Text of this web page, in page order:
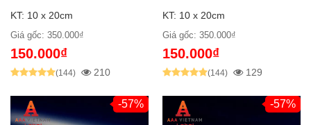
KT: 10 x 20cm
Giá gốc: 350.000₫
150.000₫
(144) 210
KT: 10 x 20cm
Giá gốc: 350.000₫
150.000₫
(144) 129
-57% -57%